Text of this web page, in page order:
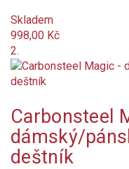
Určení
dámské
pánské
unisex
Barva
Skladem
998,00 Kč
2.
Carbonsteel
dámský/
deštník